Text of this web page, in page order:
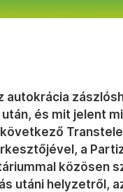
autokrácia
és mit jelent
a
közösen
utáni helyzetről,